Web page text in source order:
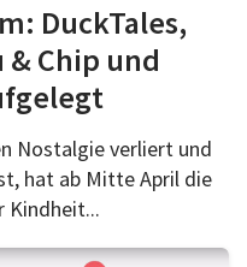
DuckTales,
& Chip und
Nostalgie verliert und
hat ab Mitte April die
Kindheit...